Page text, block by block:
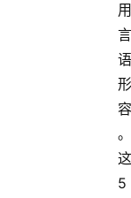
用
言
语
形
容
。
这
5